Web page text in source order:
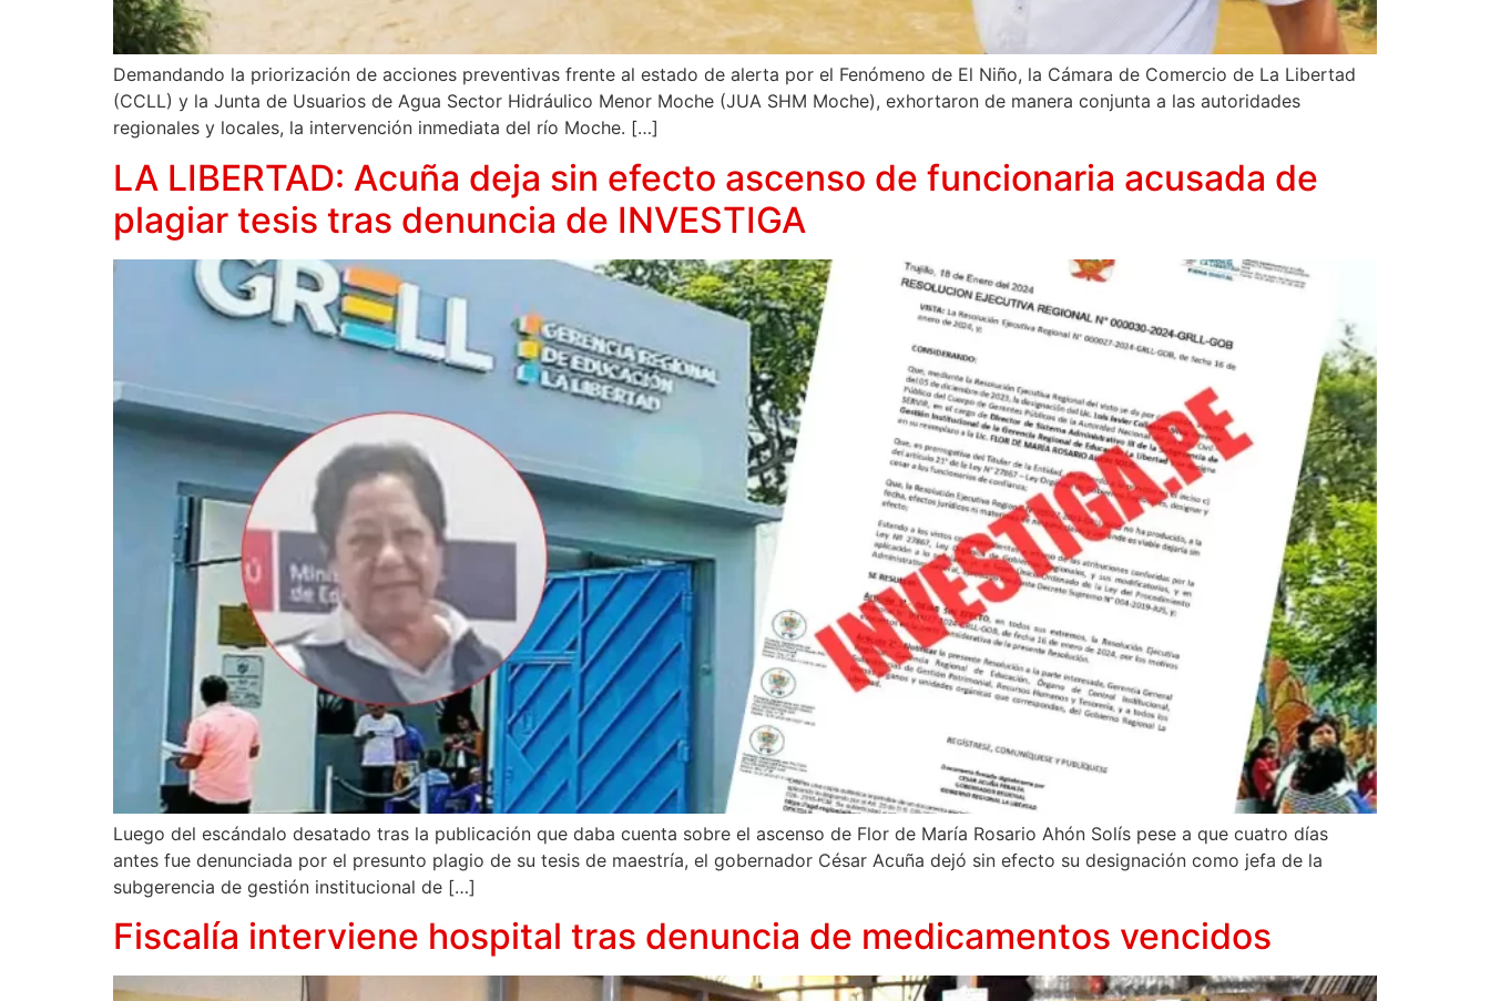
Demandando la priorización de acciones preventivas frente al estado de alerta por el Fenómeno de El Niño, la Cámara de Comercio de La Libertad
(CCLL) y la Junta de Usuarios de Agua Sector Hidráulico Menor Moche (JUA SHM Moche), exhortaron de manera conjunta a las autoridades
regionales y locales, la intervención inmediata del río Moche. […]
LA LIBERTAD: Acuña deja sin efecto ascenso de funcionaria acusada de
plagiar tesis tras denuncia de INVESTIGA
Luego del escándalo desatado tras la publicación que daba cuenta sobre el ascenso de Flor de María Rosario Ahón Solís pese a que cuatro días
antes fue denunciada por el presunto plagio de su tesis de maestría, el gobernador César Acuña dejó sin efecto su designación como jefa de la
subgerencia de gestión institucional de […]
Fiscalía interviene hospital tras denuncia de medicamentos vencidos